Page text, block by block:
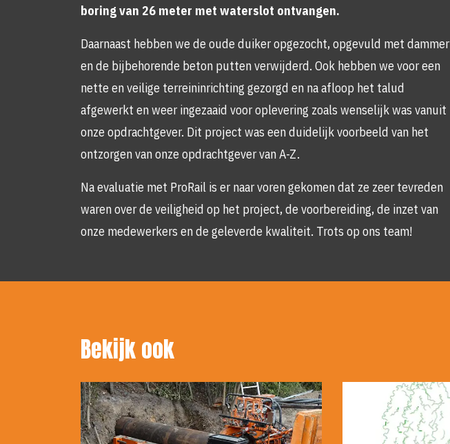
boring van 26 meter met waterslot ontvangen.
Daarnaast hebben we de oude duiker opgezocht, opgevuld met dammer
en de bijbehorende beton putten verwijderd. Ook hebben we voor een
nette en veilige terreininrichting gezorgd en na afloop het talud
afgewerkt en weer ingezaaid voor oplevering zoals wenselijk was vanuit
onze opdrachtgever. Dit project was een duidelijk voorbeeld van het
ontzorgen van onze opdrachtgever van A-Z.
Na evaluatie met ProRail is er naar voren gekomen dat ze zeer tevreden
waren over de veiligheid op het project, de voorbereiding, de inzet van
onze medewerkers en de geleverde kwaliteit. Trots op ons team!
Bekijk ook